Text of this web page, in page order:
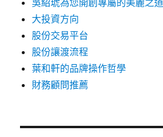
吳紹琥為您開創專屬的美麗之道
大投資方向
股份交易平台
股份讓渡流程
葉和軒的品牌操作哲學
財務顧問推薦